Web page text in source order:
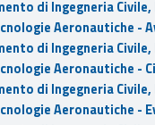
di Ingegneria
Aeronautiche -
di Ingegneria
Aeronautiche -
di Ingegneria
Aeronautiche -